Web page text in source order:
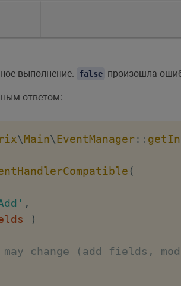
выполнение. false произошла
ответом:
\Main\EventManager ::
(
,
)
change (add fields,